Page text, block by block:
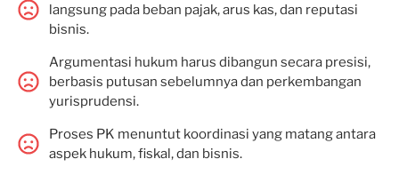
langsung pada beban pajak, arus kas, dan reputasi
bisnis.
Argumentasi hukum harus dibangun secara presisi,
berbasis putusan sebelumnya dan perkembangan
yurisprudensi.
Proses PK menuntut koordinasi yang matang antara
aspek hukum, fiskal, dan bisnis.